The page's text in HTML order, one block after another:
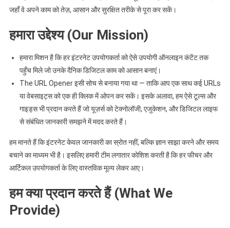
जहाँ वे अपने काम को तेज़, आसान और सुरक्षित तरीके से पूरा कर सकें।
हमारा उद्देश्य (Our Mission)
हमारा मिशन है कि हर इंटरनेट उपयोगकर्ता को ऐसे उपयोगी ऑनलाइन कंटेंट तक
पहुँच मिले जो उनके दैनिक डिजिटल काम को आसान बनाएं।
The URL Opener इसी सोच से बनाया गया था — ताकि आप एक साथ कई URLs
या वेबसाइट्स को एक ही क्लिक में ओपन कर सकें। इसके अलावा, हम ऐसे टूल्स और
गाइड्स भी प्रदान करते हैं जो यूज़र्स को टेक्नोलॉजी, एजुकेशन, और डिजिटल लाइफ
से संबंधित जानकारी समझने में मदद करते हैं।
हम मानते हैं कि इंटरनेट केवल जानकारी का स्रोत नहीं, बल्कि ज्ञान साझा करने और समय
बचाने का माध्यम भी है। इसलिए हमारी टीम लगातार कोशिश करती है कि हर फीचर और
आर्टिकल उपयोगकर्ता के लिए वास्तविक मूल्य लेकर आए।
हम क्या प्रदान करते हैं (What We
Provide)